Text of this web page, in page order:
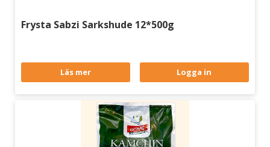
Frysta Sabzi Sarkshude 12*500g
Läs mer Logga in